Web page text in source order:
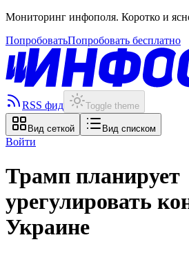
Мониторинг инфополя. Коротко и
ПопробоватьПопробовать бесплатно
RSS фид Toggle theme
Вид сеткой Вид списком
Войти
Трамп планирует
урегулировать
Украине